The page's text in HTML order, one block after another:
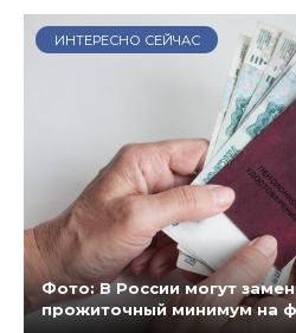
ИНТЕРЕСНО СЕЙЧАС
Фото: В России могут
прожиточный минимум на